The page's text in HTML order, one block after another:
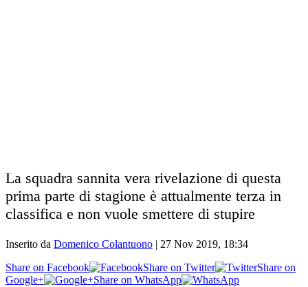
La squadra sannita vera rivelazione di questa
prima parte di stagione è attualmente terza in
classifica e non vuole smettere di stupire
Inserito da Domenico Colantuono | 27 Nov 2019, 18:34
Share on Facebook
Share on Twitter
Share on
Google+
Share on WhatsApp